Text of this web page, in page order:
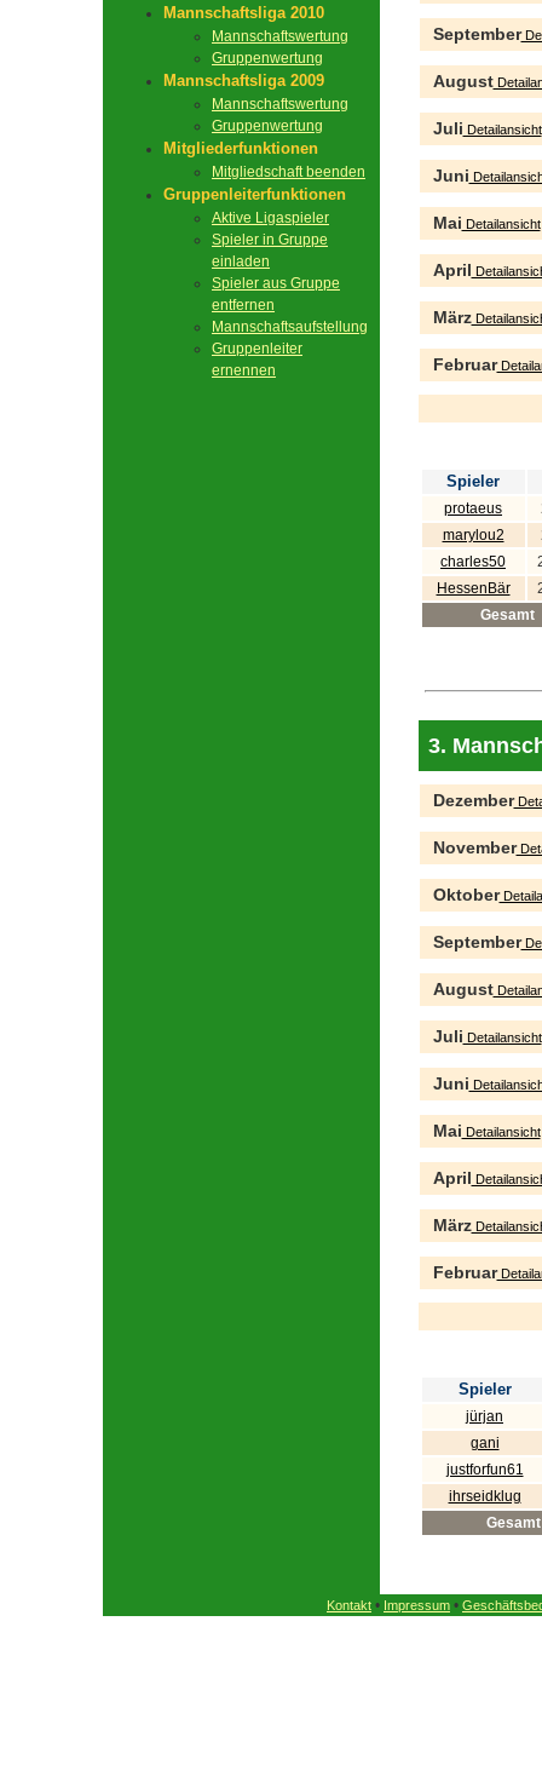
Mannschaftsliga 2010
Mannschaftswertung
Gruppenwertung
Mannschaftsliga 2009
Mannschaftswertung
Gruppenwertung
Mitgliederfunktionen
Mitgliedschaft beenden
Gruppenleiterfunktionen
Aktive Ligaspieler
Spieler in Gruppe
einladen
Spieler aus Gruppe
entfernen
Mannschaftsaufstellung
Gruppenleiter
ernennen
September
August
Juli Detailansicht
Juni
Mai Detailansicht
April
März
Februar
Spieler
protaeus
marylou2
charles50
HessenBär
Gesamt
3.
Dezember
November
Oktober
September
August
Juli Detailansicht
Juni
Mai Detailansicht
April
März
Februar
Spieler
jürjan
gani
justforfun61
ihrseidklug
Gesamt
Kontakt • Impressum •